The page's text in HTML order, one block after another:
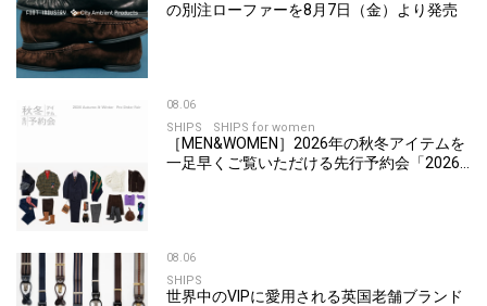
の別注ローファーを8月7日（金）より発売
08.06
SHIPS SHIPS for women
［MEN&WOMEN］2026年の秋冬アイテムを
一足早くご覧いただける先行予約会「2026
08.06
SHIPS
世界中のVIPに愛用される英国老舗ブランド